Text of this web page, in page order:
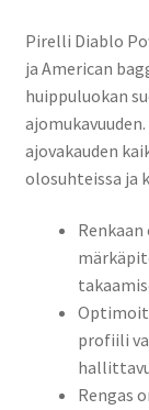
Pirelli Diablo
ja American
huippuluokan
ajovakauden
olosuhteissa ja
profiili
Rengas